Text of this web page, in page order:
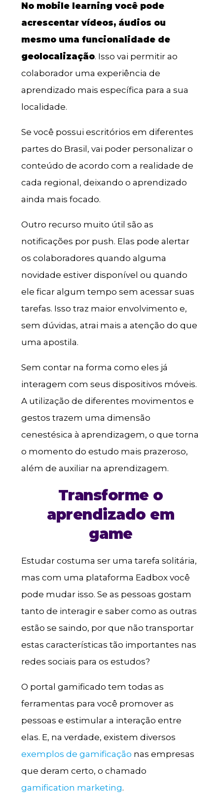
No mobile learning você pode
acrescentar vídeos, áudios ou
mesmo uma funcionalidade de
geolocalização. Isso vai permitir ao
colaborador uma experiência de
aprendizado mais específica para a sua
localidade.
Se você possui escritórios em diferentes
partes do Brasil, vai poder personalizar o
conteúdo de acordo com a realidade de
cada regional, deixando o aprendizado
ainda mais focado.
Outro recurso muito útil são as
notificações por push. Elas pode alertar
os colaboradores quando alguma
novidade estiver disponível ou quando
ele ficar algum tempo sem acessar suas
tarefas. Isso traz maior envolvimento e,
sem dúvidas, atrai mais a atenção do que
uma apostila.
Sem contar na forma como eles já
interagem com seus dispositivos móveis.
A utilização de diferentes movimentos e
gestos trazem uma dimensão
cenestésica à aprendizagem, o que torna
o momento do estudo mais prazeroso,
além de auxiliar na aprendizagem.
Transforme o
aprendizado em
game
Estudar costuma ser uma tarefa solitária,
mas com uma plataforma Eadbox você
pode mudar isso. Se as pessoas gostam
tanto de interagir e saber como as outras
estão se saindo, por que não transportar
estas características tão importantes nas
redes sociais para os estudos?
O portal gamificado tem todas as
ferramentas para você promover as
pessoas e estimular a interação entre
elas. E, na verdade, existem diversos
exemplos de gamificação nas empresas
que deram certo, o chamado
gamification marketing.